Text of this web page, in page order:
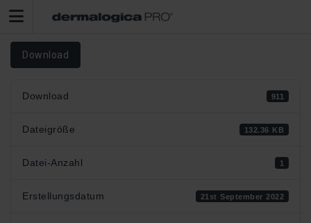
Download
Download 911
Dateigröße 132.36 KB
Datei-Anzahl 1
Erstellungsdatum 21st September 2022